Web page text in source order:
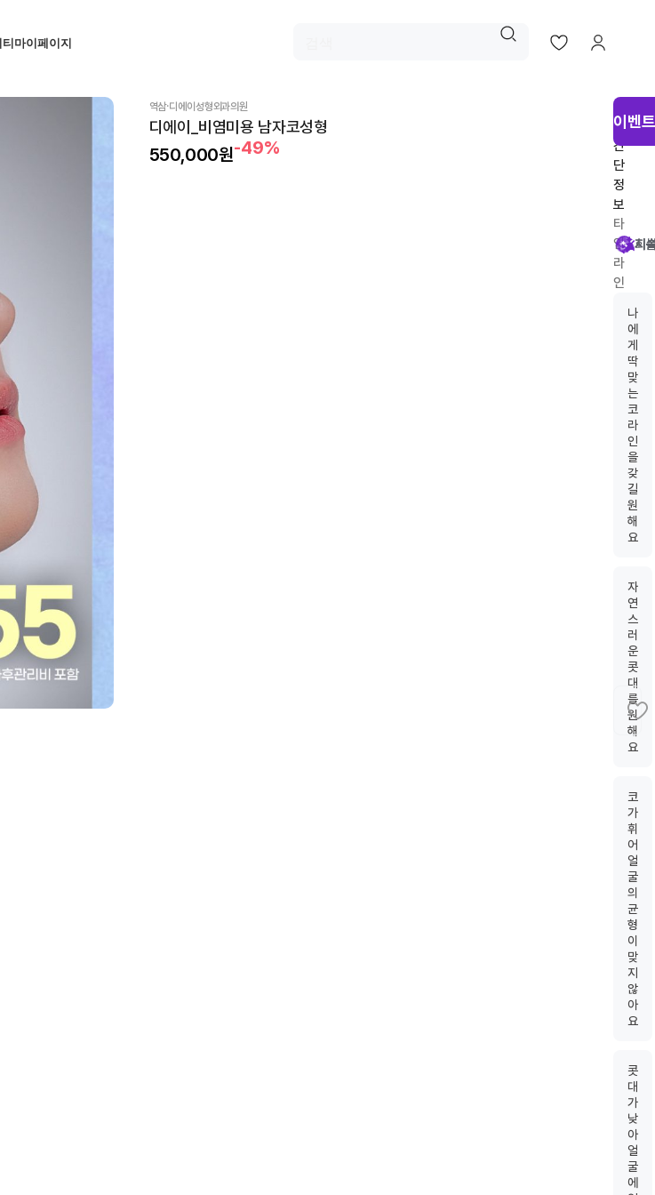
마이페이지
역삼·디에이성형외과의원
디에이_비염미용 남자코성형
550,000원-49%
시
술
간
단
정
보
타
임
라
인
시
회
시
지
나
에
게
딱
맞
는
코
라
인
을
갖
길
원
해
요
자
연
스
러
운
콧
대
를
원
해
요
코
가
휘
어
얼
굴
의
균
형
이
맞
지
않
아
요
콧
대
가
낮
아
얼
굴
에
이벤